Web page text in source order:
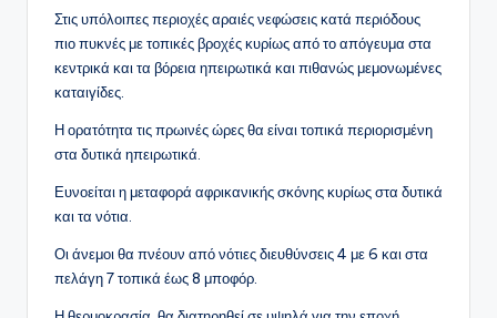
Στις υπόλοιπες περιοχές αραιές νεφώσεις κατά περιόδους
πιο πυκνές με τοπικές βροχές κυρίως από το απόγευμα στα
κεντρικά και τα βόρεια ηπειρωτικά και πιθανώς μεμονωμένες
καταιγίδες.
Η ορατότητα τις πρωινές ώρες θα είναι τοπικά περιορισμένη
στα δυτικά ηπειρωτικά.
Ευνοείται η μεταφορά αφρικανικής σκόνης κυρίως στα δυτικά
και τα νότια.
Οι άνεμοι θα πνέουν από νότιες διευθύνσεις 4 με 6 και στα
πελάγη 7 τοπικά έως 8 μποφόρ.